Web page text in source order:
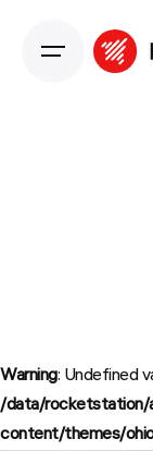
Warning: Undefined
/data/rocketstation/
content/themes/